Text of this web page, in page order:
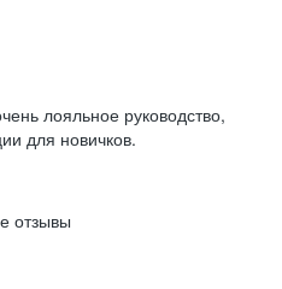
лояльное руководство,
для новичков.
отзывы